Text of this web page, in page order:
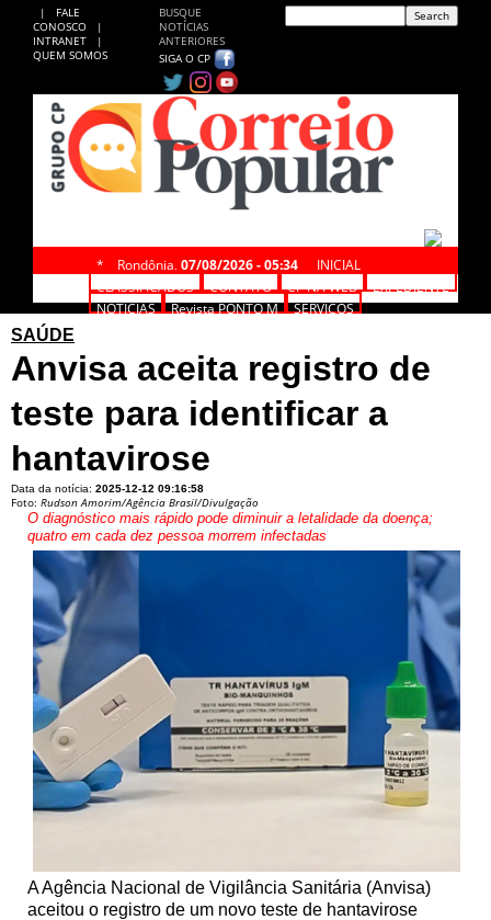
|
FALE
CONOSCO
|
INTRANET
|
QUEM SOMOS
BUSQUE
NOTÍCIAS
ANTERIORES
SIGA O CP
* Rondônia, 07/08/2026 - 05:34
INICIAL
CLASSIFICADOS
CONTATO CP NA WEB
EXPEDIENTE
NOTÍCIAS
Revista PONTO M
SERVIÇOS
SAÚDE
Anvisa aceita registro de
teste para identificar a
hantavirose
Data da notícia: 2025-12-12 09:16:58
Foto: Rudson Amorim/Agência Brasil/Divulgação
O diagnóstico mais rápido pode diminuir a letalidade da doença;
quatro em cada dez pessoa morrem infectadas
A Agência Nacional de Vigilância Sanitária (Anvisa)
aceitou o registro de um novo teste de hantavirose